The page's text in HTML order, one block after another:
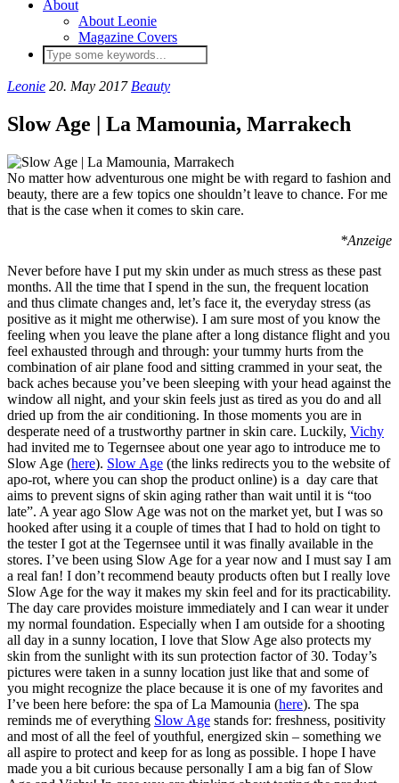
About
About Leonie
Magazine Covers
Leonie 20. May 2017 Beauty
Slow Age | La Mamounia, Marrakech
No matter how adventurous one might be with regard to fashion and
beauty, there are a few topics one shouldn’t leave to chance. For me
that is the case when it comes to skin care.
*Anzeige
Never before have I put my skin under as much stress as these past
months. All the time that I spend in the sun, the frequent location
and thus climate changes and, let’s face it, the everyday stress (as
positive as it might me otherwise). I am sure most of you know the
feeling when you leave the plane after a long distance flight and you
feel exhausted through and through: your tummy hurts from the
combination of air plane food and sitting crammed in your seat, the
back aches because you’ve been sleeping with your head against the
window all night, and your skin feels just as tired as you do and all
dried up from the air conditioning. In those moments you are in
desperate need of a trustworthy partner in skin care. Luckily, Vichy
had invited me to Tegernsee about one year ago to introduce me to
Slow Age (here). Slow Age (the links redirects you to the website of
apo-rot, where you can shop the product online) is a day care that
aims to prevent signs of skin aging rather than wait until it is “too
late”. A year ago Slow Age was not on the market yet, but I was so
hooked after using it a couple of times that I had to hold on tight to
the tester I got at the Tegernsee until it was finally available in the
stores. I’ve been using Slow Age for a year now and I must say I am
a real fan! I don’t recommend beauty products often but I really love
Slow Age for the way it makes my skin feel and for its practicability.
The day care provides moisture immediately and I can wear it under
my normal foundation. Especially when I am outside for a shooting
all day in a sunny location, I love that Slow Age also protects my
skin from the sunlight with its sun protection factor of 30. Today’s
pictures were taken in a sunny location just like that and some of
you might recognize the place because it is one of my favorites and
I’ve been here before: the spa of La Mamounia (here). The spa
reminds me of everything Slow Age stands for: freshness, positivity
and most of all the feel of youthful, energized skin – something we
all aspire to protect and keep for as long as possible. I hope I have
made you a bit curious because personally I am a big fan of Slow